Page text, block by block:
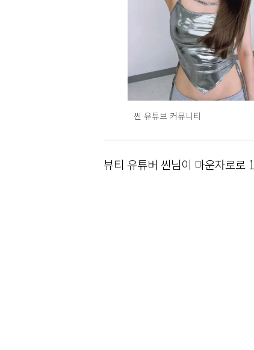
씬 유튜브 커뮤니티
뷰티 유튜버 씬님이 마운자로로